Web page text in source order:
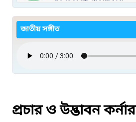
জাতীয় সঙ্গীত
প্রচার ও উদ্ভাবন কর্নার